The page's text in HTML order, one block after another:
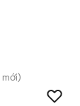
mới)